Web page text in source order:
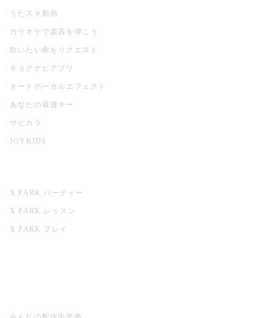
うたスキ動画
カラオケで楽器を弾こう
歌いたい曲をリクエスト
キョクナビアプリ
オートボーカルエフェクト
あなたの最適キー
サビカラ
JOYKIDS
X PARK パーティー
X PARK レッスン
X PARK プレイ